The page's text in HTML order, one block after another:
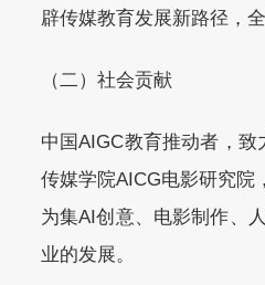
辟传媒教育发展新路径，
（二）社会贡献
中国AIGC教育推动者，
传媒学院AICG电影研究院
为集AI创意、电影制作、
业的发展。